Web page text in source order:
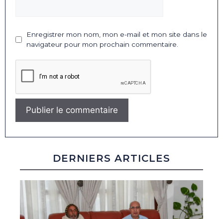
Enregistrer mon nom, mon e-mail et mon site dans le
navigateur pour mon prochain commentaire.
DERNIERS ARTICLES